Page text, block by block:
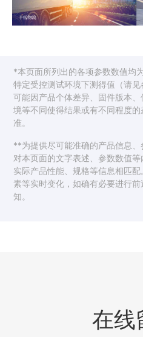
*本页面所列出的各项参数数值均
特定受控测试环境下测得值（请
可能因产品个体差异、固件版本
境等不同使得结果或有不同程度
准。
**为提供尽可能准确的产品信息
对本页面的文字表述、参数数值
实际产品性能、规格等信息相匹
素等实时变化，如确有必要进行
知。
在线